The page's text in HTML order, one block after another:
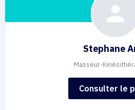
Stephane
Masseur-
Consulter le